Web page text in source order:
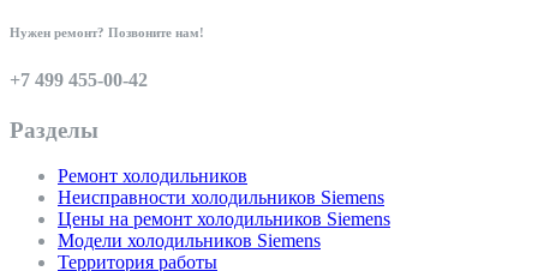
Нужен ремонт? Позвоните нам!
+7 499 455-00-42
Разделы
Ремонт холодильников
Неисправности холодильников Siemens
Цены на ремонт холодильников Siemens
Модели холодильников Siemens
Территория работы